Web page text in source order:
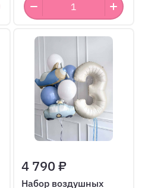
4 790 ₽
Набор воздушных